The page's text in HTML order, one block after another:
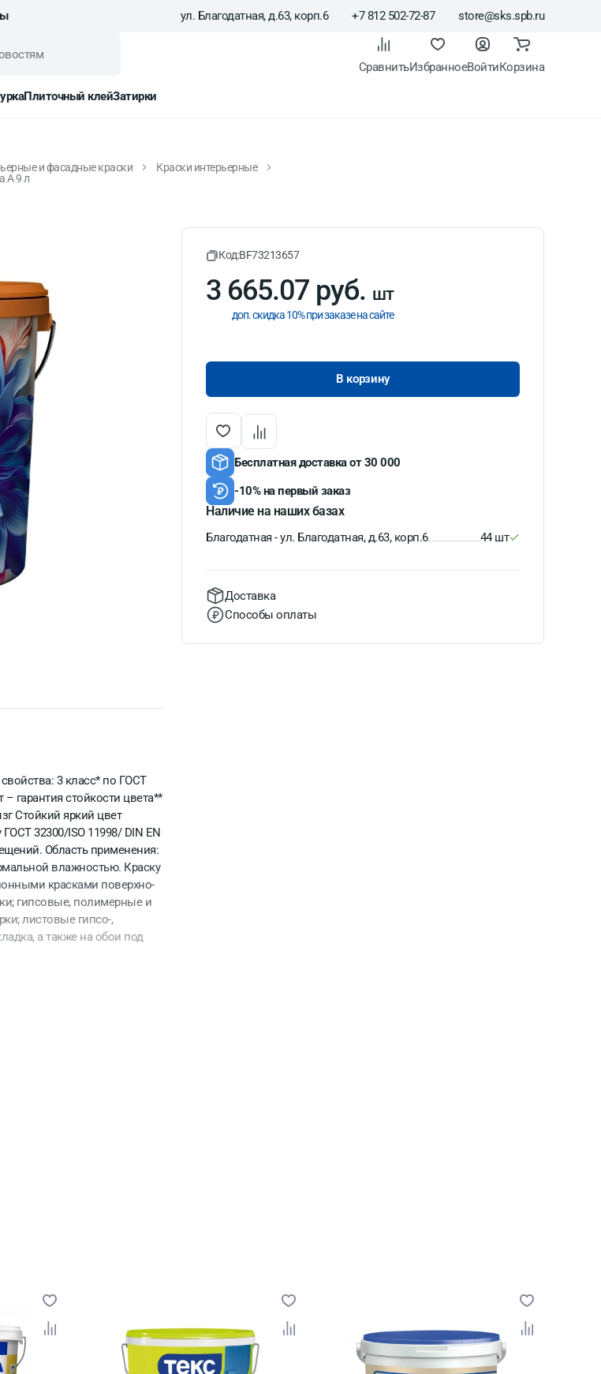
ул. Благодатная, д.63, корп.6 +7 812 502-72-87 store@sks.spb.ru
СравнитьИзбранноеВойтиКорзина
Плиточный клейЗатирки
и фасадные краски
Краски интерьерные
А 9 л
3 класс* по ГОСТ
гарантия стойкости цвета**
Стойкий яркий цвет
32300/ISO 11998/ DIN EN
Область применения:
влажностью. Краску
красками поверхно-
гипсовые, полимерные и
листовые гипсо-,
а также на обои под
Код:BF73213657
3 665.07 руб. шт
доп. скидка 10% при заказе на сайте
В корзину
Бесплатная доставка от 30 000
-10% на первый заказ
Наличие на наших базах
Благодатная - ул. Благодатная, д.63, корп.6 44 шт
Доставка
Способы оплаты